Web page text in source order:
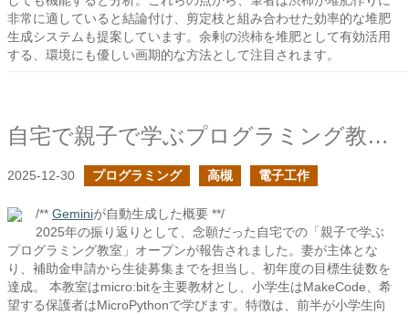
非常に適していると結論付け、剪定枝と組み合わせた効率的な堆肥
生成システムも提案しています。余剰の渋柿を堆肥として有効活用
する、環境にも優しい画期的な方法として注目されます。
自宅で親子で学ぶプログラミング教室のオープンしました
2025-12-30 プログラミング 高槻 電子工作
/** Geminiが自動生成した概要 **/
2025年の振り返りとして、念願だった自宅での「親子で学ぶ
プログラミング教室」オープンが報告されました。妻が主体とな
り、補助金申請から生徒募集までを担当し、初年度の目標生徒数を
達成。 本教室はmicro:bitを主要教材とし、小学生はMakeCode、希
望する保護者はMicroPythonで学びます。特徴は、前半が小学生向